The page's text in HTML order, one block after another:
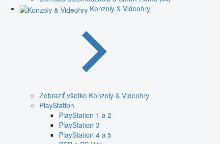
Konzoly & Videohry
Zobraziť všetko Konzoly & Videohry
PlayStation
PlayStation 1 a 2
PlayStation 3
PlayStation 4 a 5